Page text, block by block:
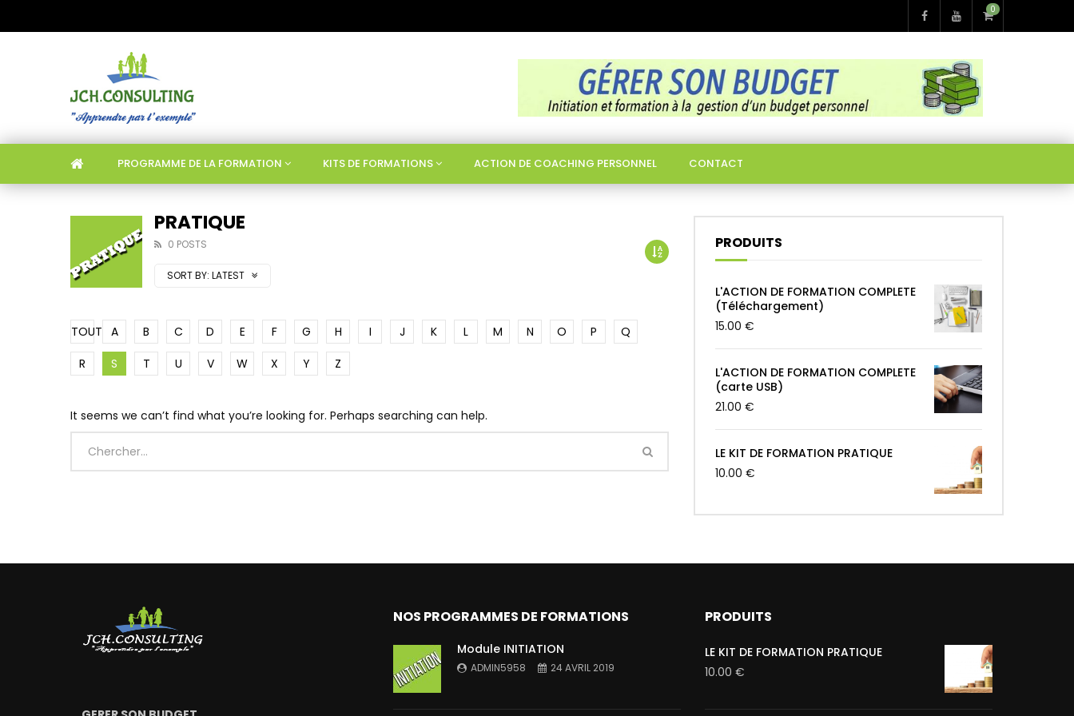
0
PROGRAMME DE LA FORMATION KITS DE FORMATIONS ACTION DE COACHING PERSONNEL CONTACT
PRATIQUE
0 POSTS
SORT BY: LATEST
TOUT A B C D E F G H I J K L M N O P
Q
R
S T U V W X Y Z
It seems we can’t find what you’re looking for. Perhaps searching can help.
PRODUITS
L'ACTION DE FORMATION COMPLETE
(Téléchargement)
15.00 €
L'ACTION DE FORMATION COMPLETE
(carte USB)
21.00 €
LE KIT DE FORMATION PRATIQUE
10.00 €
NOS PROGRAMMES DE FORMATIONS
Module INITIATION
ADMIN5958 24 AVRIL 2019
PRODUITS
LE KIT DE FORMATION PRATIQUE
10.00 €